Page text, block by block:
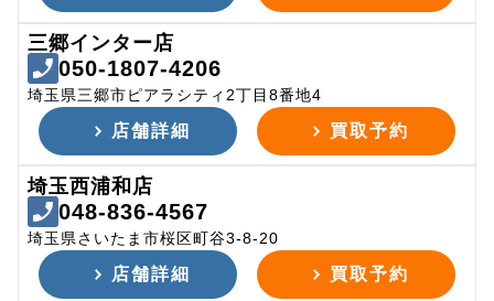
三郷インター店
050-1807-4206
埼玉県三郷市ピアラシティ2丁目8番地4
店舗詳細 買取予約
埼玉西浦和店
048-836-4567
埼玉県さいたま市桜区町谷3-8-20
店舗詳細 買取予約